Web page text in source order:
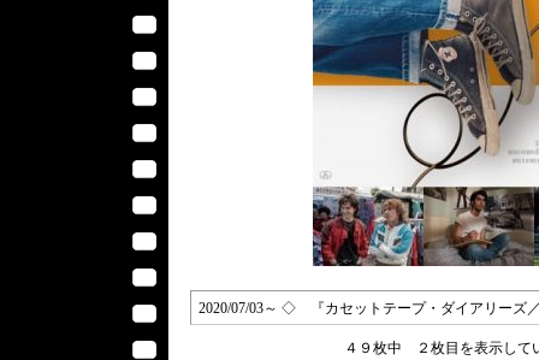
2020/07/03～ ◇ 『カセットテープ・ダイアリーズ／
４９枚中 ２枚目を表示し